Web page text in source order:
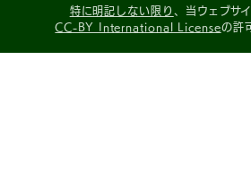
特に明記しない限り 、当ウェブサ
CC-BY International Licenseの許